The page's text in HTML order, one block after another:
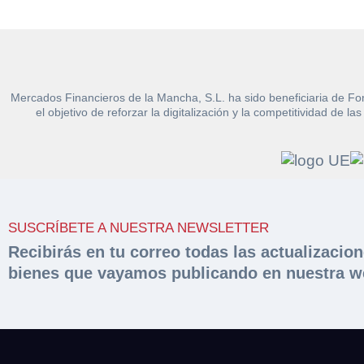
Mercados Financieros de la Mancha, S.L. ha sido beneficiaria de
el objetivo de reforzar la digitalización y la competitividad de
SUSCRÍBETE A NUESTRA NEWSLETTER
Recibirás en tu correo todas las
bienes que vayamos publicando en nuestra
Nombre y
Hacer
Razón social*
Teléfono*
Sobre Merfinsa
Venta de bienes
Maquinaria